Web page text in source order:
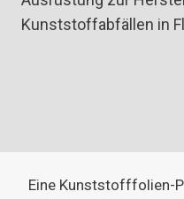
Kunststoffabfällen in
Eine Kunststofffolien-